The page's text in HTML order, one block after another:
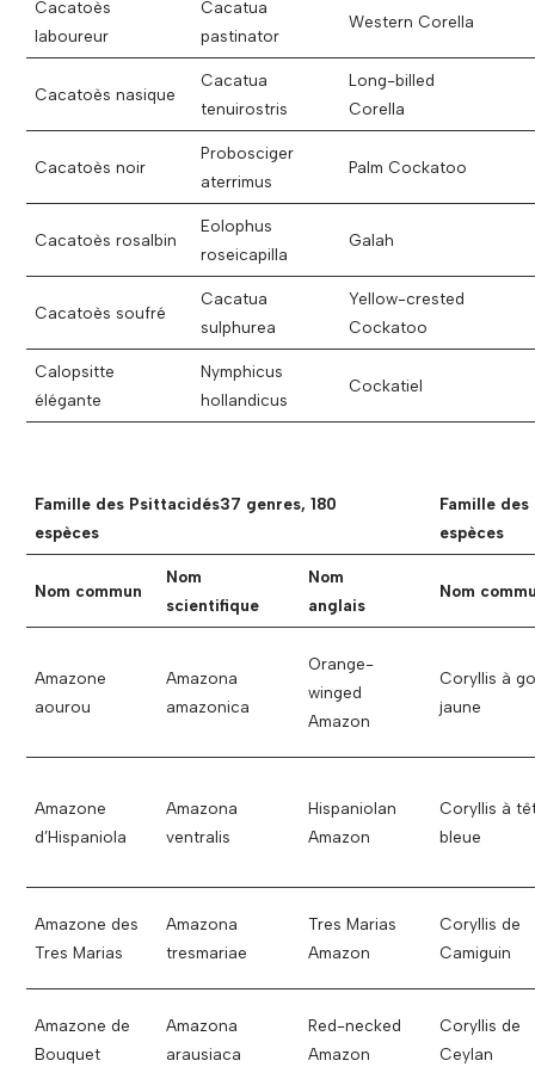
Cacatoès
laboureur
Cacatua
pastinator
Western Corella
Cacatoès nasique
Cacatua
tenuirostris
Long-billed
Corella
Cacatoès noir
Probosciger
aterrimus
Palm Cockatoo
Cacatoès rosalbin
Eolophus
roseicapilla
Galah
Cacatoès soufré
Cacatua
sulphurea
Yellow-crested
Cockatoo
Calopsitte
élégante
Nymphicus
hollandicus
Cockatiel
Famille des Psittacidés37 genres, 180
espèces
Famille
espèces
Nom commun
Nom
scientifique
Nom
anglais
Nom
Amazone
aourou
Amazona
amazonica
Orange-
winged
Amazon
Coryllis à
jaune
Amazone
d’Hispaniola
Amazona
ventralis
Hispaniolan
Amazon
Coryllis à
bleue
Amazone des
Tres Marias
Amazona
tresmariae
Tres Marias
Amazon
Coryllis de
Camiguin
Amazone de
Bouquet
Amazona
arausiaca
Red-necked
Amazon
Coryllis de
Ceylan